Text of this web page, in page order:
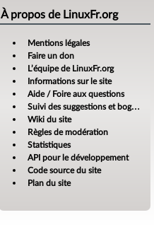
À propos de LinuxFr.org
Mentions légales
Faire un don
L’équipe de LinuxFr.org
Informations sur le site
Aide / Foire aux questions
Suivi des suggestions et bogues
Wiki du site
Règles de modération
Statistiques
API pour le développement
Code source du site
Plan du site